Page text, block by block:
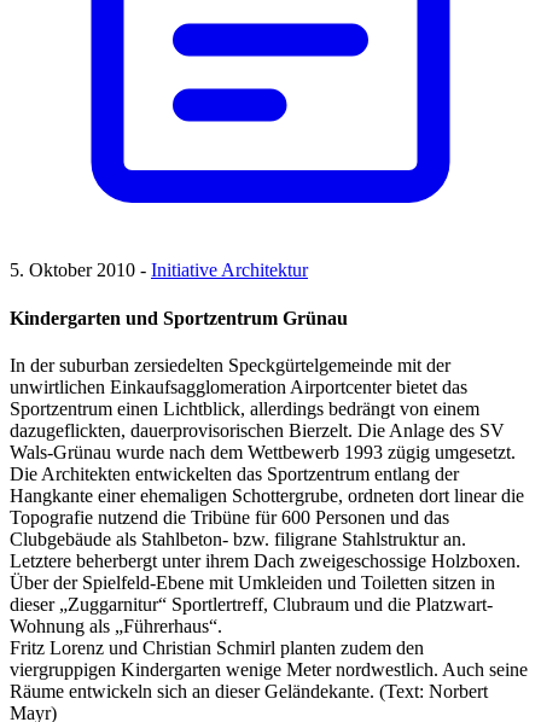
5. Oktober 2010 - Initiative Architektur
Kindergarten und Sportzentrum Grünau
In der suburban zersiedelten Speckgürtelgemeinde mit der
unwirtlichen Einkaufsagglomeration Airportcenter bietet das
Sportzentrum einen Lichtblick, allerdings bedrängt von einem
dazugeflickten, dauerprovisorischen Bierzelt. Die Anlage des SV
Wals-Grünau wurde nach dem Wettbewerb 1993 zügig umgesetzt.
Die Architekten entwickelten das Sportzentrum entlang der
Hangkante einer ehemaligen Schottergrube, ordneten dort linear die
Topografie nutzend die Tribüne für 600 Personen und das
Clubgebäude als Stahlbeton- bzw. filigrane Stahlstruktur an.
Letztere beherbergt unter ihrem Dach zweigeschossige Holzboxen.
Über der Spielfeld-Ebene mit Umkleiden und Toiletten sitzen in
dieser „Zuggarnitur“ Sportlertreff, Clubraum und die Platzwart-
Wohnung als „Führerhaus“.
Fritz Lorenz und Christian Schmirl planten zudem den
viergruppigen Kindergarten wenige Meter nordwestlich. Auch seine
Räume entwickeln sich an dieser Geländekante. (Text: Norbert
Mayr)